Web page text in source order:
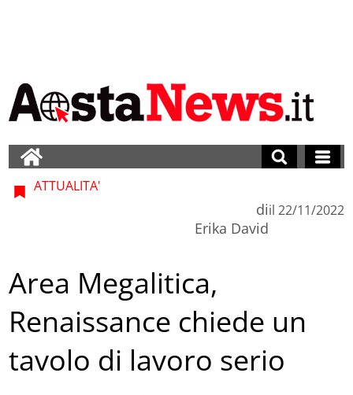
ATTUALITA'
di
Erika David
il 22/11/2022
Area Megalitica,
Renaissance chiede un
tavolo di lavoro serio